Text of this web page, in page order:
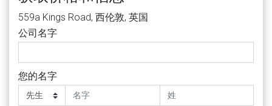
559a Kings Road, 西伦敦, 英国
公司名字
您的名字